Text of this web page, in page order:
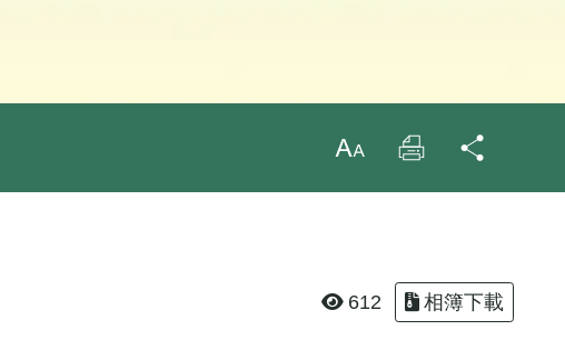
放大字級列印 分享
612 相簿下載